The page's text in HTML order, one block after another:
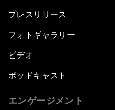
プレスリリース
フォトギャラリー
ビデオ
ポッドキャスト
エンゲージメント